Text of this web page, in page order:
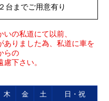
２台までご用意有り
の私道にて以前、
ありました為、私道に車を
らの
下さい。
木 金 土 日・祝